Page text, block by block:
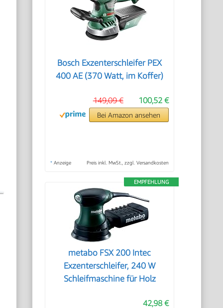
Bosch Exzenterschleifer PEX
400 AE (370 Watt, im Koffer)
100,52 €
149,09 €
Bei Amazon ansehen
* Anzeige Preis inkl. MwSt., zzgl. Versandkosten
EMPFEHLUNG
metabo FSX 200 Intec
Exzenterschleifer, 240 W
Schleifmaschine für Holz
42,98 €